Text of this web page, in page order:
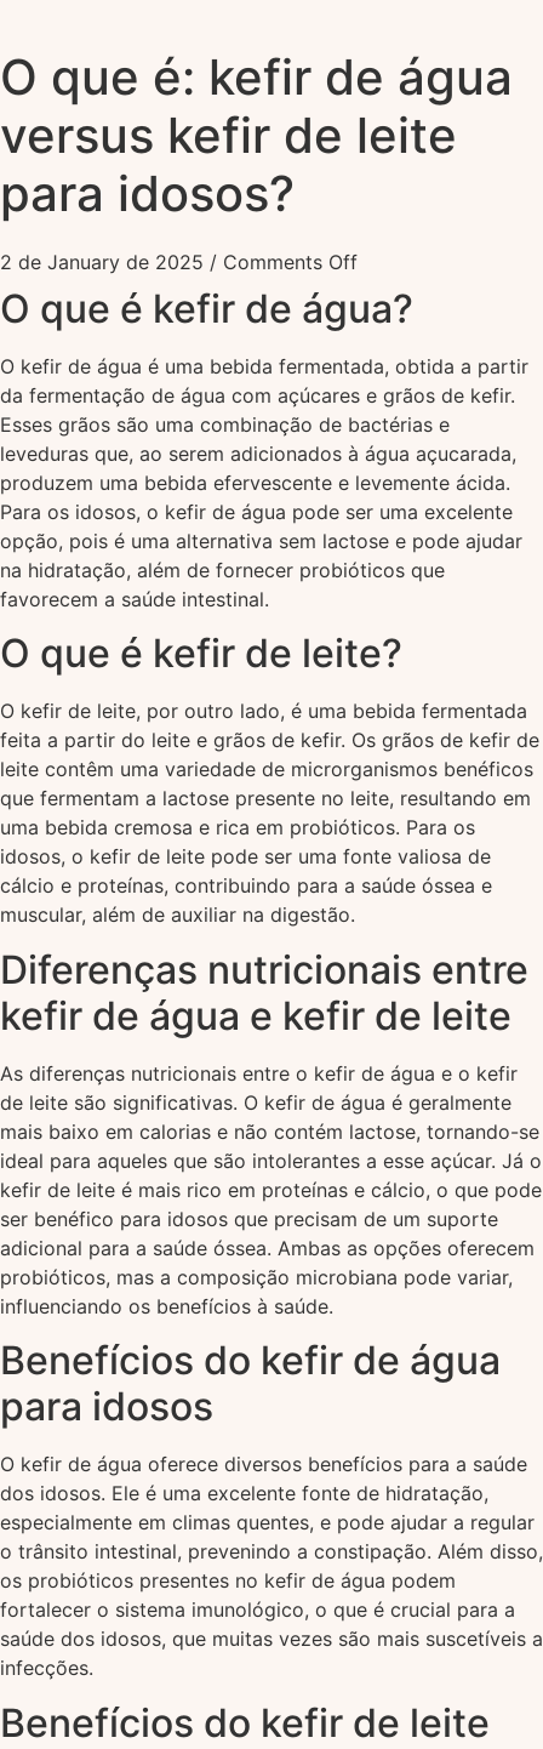
O que é: kefir de água
versus kefir de leite
para idosos?
2 de January de 2025 / Comments Off
O que é kefir de água?
O kefir de água é uma bebida fermentada, obtida a partir
da fermentação de água com açúcares e grãos de kefir.
Esses grãos são uma combinação de bactérias e
leveduras que, ao serem adicionados à água açucarada,
produzem uma bebida efervescente e levemente ácida.
Para os idosos, o kefir de água pode ser uma excelente
opção, pois é uma alternativa sem lactose e pode ajudar
na hidratação, além de fornecer probióticos que
favorecem a saúde intestinal.
O que é kefir de leite?
O kefir de leite, por outro lado, é uma bebida fermentada
feita a partir do leite e grãos de kefir. Os grãos de kefir de
leite contêm uma variedade de microrganismos benéficos
que fermentam a lactose presente no leite, resultando em
uma bebida cremosa e rica em probióticos. Para os
idosos, o kefir de leite pode ser uma fonte valiosa de
cálcio e proteínas, contribuindo para a saúde óssea e
muscular, além de auxiliar na digestão.
Diferenças nutricionais entre
kefir de água e kefir de leite
As diferenças nutricionais entre o kefir de água e o kefir
de leite são significativas. O kefir de água é geralmente
mais baixo em calorias e não contém lactose, tornando-se
ideal para aqueles que são intolerantes a esse açúcar. Já o
kefir de leite é mais rico em proteínas e cálcio, o que pode
ser benéfico para idosos que precisam de um suporte
adicional para a saúde óssea. Ambas as opções oferecem
probióticos, mas a composição microbiana pode variar,
influenciando os benefícios à saúde.
Benefícios do kefir de água
para idosos
O kefir de água oferece diversos benefícios para a saúde
dos idosos. Ele é uma excelente fonte de hidratação,
especialmente em climas quentes, e pode ajudar a regular
o trânsito intestinal, prevenindo a constipação. Além disso,
os probióticos presentes no kefir de água podem
fortalecer o sistema imunológico, o que é crucial para a
saúde dos idosos, que muitas vezes são mais suscetíveis a
infecções.
Benefícios do kefir de leite